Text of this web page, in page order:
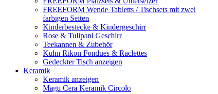
FREEFORM Wende Tabletts / Tischsets mit zwei
farbigen Seiten
Kinderbestecke & Kindergeschirr
Rose & Tulipani Geschirr
Teekannen & Zubehör
Kuhn Rikon Fondues & Raclettes
Gedeckter Tisch anzeigen
Keramik
Keramik anzeigen
Magu Cera Keramik Circolo